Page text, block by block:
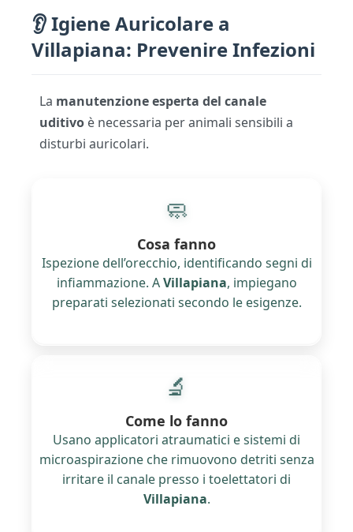
👂 Igiene Auricolare a
Villapiana: Prevenire Infezioni
La manutenzione esperta del canale
uditivo è necessaria per animali sensibili a
disturbi auricolari.
🧼
Cosa fanno
Ispezione dell’orecchio, identificando segni di
infiammazione. AVillapiana, impiegano
preparati selezionati secondo le esigenze.
🔬
Come lo fanno
Usano applicatori atraumatici e sistemi di
microaspirazione che rimuovono detriti senza
irritare il canale presso i toelettatori di
Villapiana.